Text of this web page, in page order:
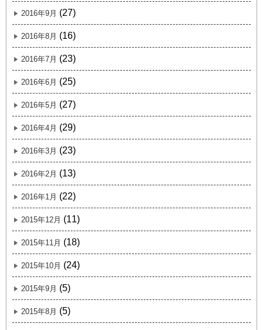
2016年9月 (27)
2016年8月 (16)
2016年7月 (23)
2016年6月 (25)
2016年5月 (27)
2016年4月 (29)
2016年3月 (23)
2016年2月 (13)
2016年1月 (22)
2015年12月 (11)
2015年11月 (18)
2015年10月 (24)
2015年9月 (5)
2015年8月 (5)